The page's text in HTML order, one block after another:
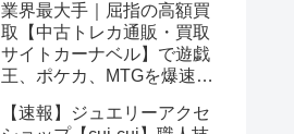
業界最大手｜屈指の高額買
取【中古トレカ通販・買取
サイトカーナベル】で遊戯
王、ポケカ、MTGを爆速査
【速報】ジュエリーアクセ